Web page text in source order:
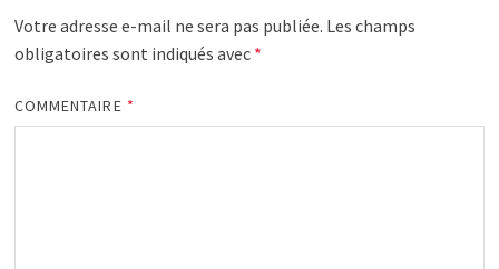
Votre adresse e-mail ne sera pas publiée. Les champs
obligatoires sont indiqués avec *
COMMENTAIRE *